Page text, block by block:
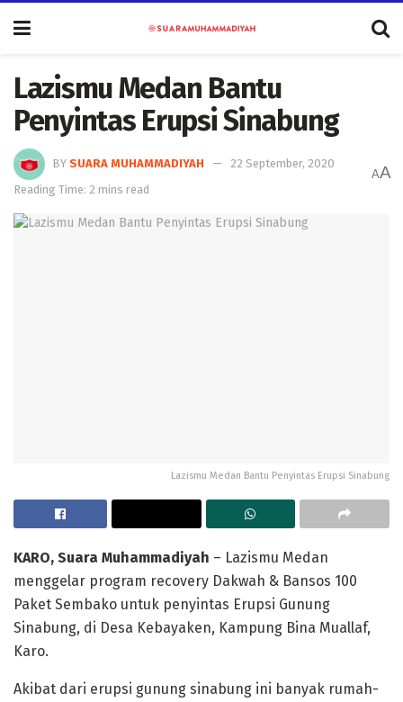
Lazismu Medan Bantu
Penyintas Erupsi Sinabung
BY SUARA MUHAMMADIYAH
22 September, 2020
Reading Time: 2 mins read
AA
Lazismu Medan Bantu Penyintas Erupsi Sinabung
KARO, Suara Muhammadiyah – Lazismu Medan
menggelar program recovery Dakwah & Bansos 100
Paket Sembako untuk penyintas Erupsi Gunung
Sinabung, di Desa Kebayaken, Kampung Bina Muallaf,
Karo.
Akibat dari erupsi gunung sinabung ini banyak rumah-